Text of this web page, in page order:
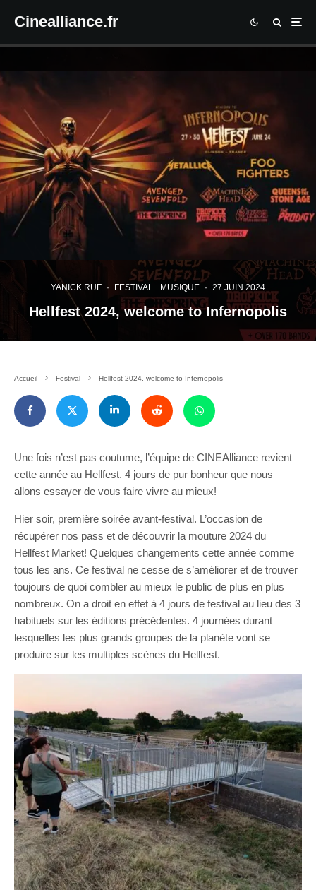
Cinealliance.fr
YANICK RUF · FESTIVAL MUSIQUE · 27 JUIN 2024
Hellfest 2024, welcome to Infernopolis
Accueil Festival Hellfest 2024, welcome to Infernopolis
Une fois n’est pas coutume, l’équipe de CINEAlliance revient
cette année au Hellfest. 4 jours de pur bonheur que nous
allons essayer de vous faire vivre au mieux!
Hier soir, première soirée avant-festival. L’occasion de
récupérer nos pass et de découvrir la mouture 2024 du
Hellfest Market! Quelques changements cette année comme
tous les ans. Ce festival ne cesse de s’améliorer et de trouver
toujours de quoi combler au mieux le public de plus en plus
nombreux. On a droit en effet à 4 jours de festival au lieu des 3
habituels sur les éditions précédentes. 4 journées durant
lesquelles les plus grands groupes de la planète vont se
produire sur les multiples scènes du Hellfest.